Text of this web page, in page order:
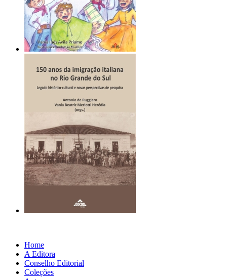
Home
A Editora
Conselho Editorial
Coleções